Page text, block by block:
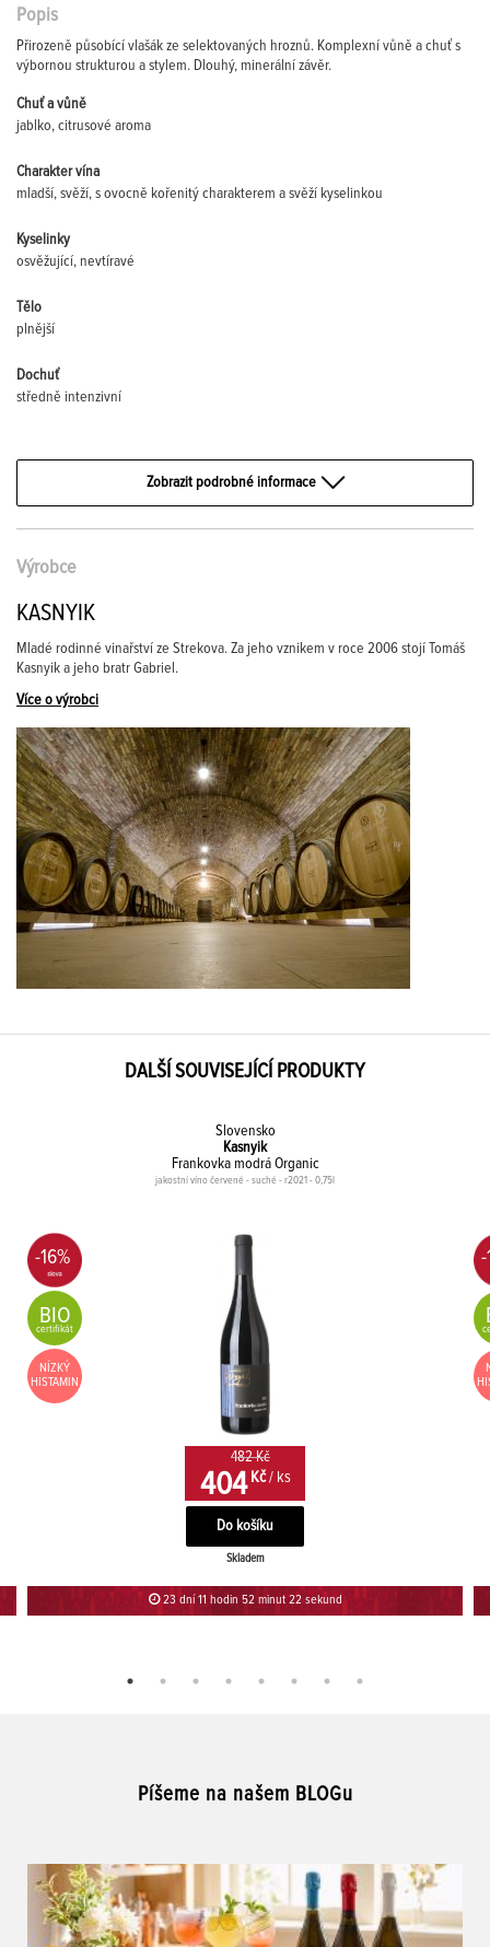
Popis
Přirozeně působící vlašák ze selektovaných hroznů. Komplexní vůně a chuť s
výbornou strukturou a stylem. Dlouhý, minerální závěr.
Chuť a vůně
jablko, citrusové aroma
Charakter vína
mladší, svěží, s ovocně kořenitý charakterem a svěží kyselinkou
Kyselinky
osvěžující, nevtíravé
Tělo
plnější
Dochuť
středně intenzivní
Zobrazit podrobné informace
Výrobce
KASNYIK
Mladé rodinné vinařství ze Strekova. Za jeho vznikem v roce 2006 stojí Tomáš
Kasnyik a jeho bratr Gabriel.
Více o výrobci
DALŠÍ SOUVISEJÍCÍ PRODUKTY
Slovensko
Kasnyik
Frankovka modrá Organic
jakostní víno červené - suché - r2021 - 0,75l
-16%
BIO
certifikát
NÍZKÝ
HISTAMIN
482 Kč
404 Kč / ks
Skladem
23 dní 11 hodin 52 minut 22 sekund
-
Píšeme na našem BLOGu